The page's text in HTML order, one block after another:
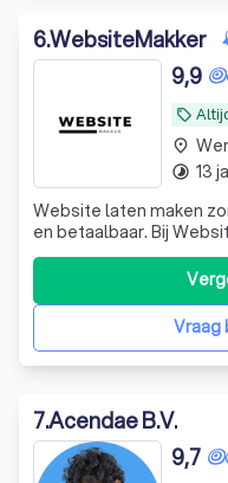
6.WebsiteMakker
local_offer
9,9
Website laten maken
en betaalbaar. Bij
voor ondernemers,
goede website willen
Binnen 5 tot 7
mobielvriendelijk &Vraag
place
timelapse 13
7.Acendae B.V.
9,7